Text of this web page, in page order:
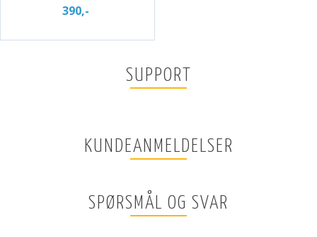
390,-
SUPPORT
KUNDEANMELDELSER
SPØRSMÅL OG SVAR